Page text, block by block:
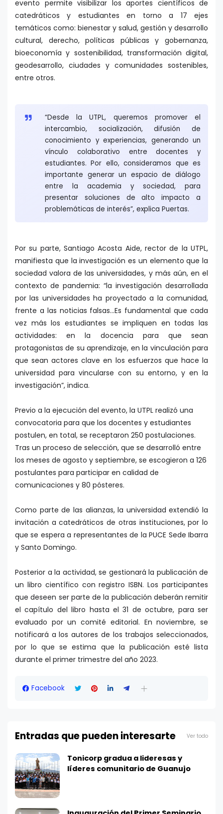
evento permite visibilizar los aportes científicos de
catedráticos y estudiantes en torno a 17 ejes
temáticos como: bienestar y salud, gestión y desarrollo
cultural, derecho, políticas públicas y gobernanza,
bioeconomía y sostenibilidad, transformación digital,
geodesarrollo, ciudades y comunidades sostenibles,
entre otros.
“Desde la UTPL, queremos promover el
intercambio, socialización, difusión de
conocimiento y experiencias, generando un
vínculo colaborativo entre docentes y
estudiantes. Por ello, consideramos que es
importante generar un espacio de diálogo
entre la academia y sociedad, para
presentar soluciones de alto impacto a
problemáticas de interés”, explica Puertas.
Por su parte, Santiago Acosta Aide, rector de la UTPL,
manifiesta que la investigación es un elemento que la
sociedad valora de las universidades, y más aún, en el
contexto de pandemia: “la investigación desarrollada
por las universidades ha proyectado a la comunidad,
frente a las noticias falsas…Es fundamental que cada
vez más los estudiantes se impliquen en todas las
actividades: en la docencia para que sean
protagonistas de su aprendizaje, en la vinculación para
que sean actores clave en los esfuerzos que hace la
universidad para vincularse con su entorno, y en la
investigación”, indica.
Previo a la ejecución del evento, la UTPL realizó una
convocatoria para que los docentes y estudiantes
postulen, en total, se receptaron 250 postulaciones.
Tras un proceso de selección, que se desarrolló entre
los meses de agosto y septiembre, se escogieron a 126
postulantes para participar en calidad de
comunicaciones y 80 pósteres.
Como parte de las alianzas, la universidad extendió la
invitación a catedráticos de otras instituciones, por lo
que se espera a representantes de la PUCE Sede Ibarra
y Santo Domingo.
Posterior a la actividad, se gestionará la publicación de
un libro científico con registro ISBN. Los participantes
que deseen ser parte de la publicación deberán remitir
el capítulo del libro hasta el 31 de octubre, para ser
evaluado por un comité editorial. En noviembre, se
notificará a los autores de los trabajos seleccionados,
por lo que se estima que la publicación esté lista
durante el primer trimestre del año 2023.
Facebook
Entradas que pueden interesarte Ver todo
Tonicorp gradua a lideresas y
líderes comunitario de Guanujo